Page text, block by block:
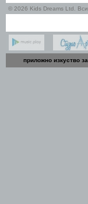
© 2026 Kids Dreams Ltd.
приложно изкуство